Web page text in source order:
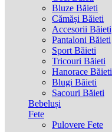
Bluze Băieti
Cămăși Băieti
Accesorii Băieti
Pantaloni Băieti
Sport Băieti
Tricouri Băieti
Hanorace Băieti
Blugi Băieti
Sacouri Băieti
Bebeluși
Fete
Pulovere Fete